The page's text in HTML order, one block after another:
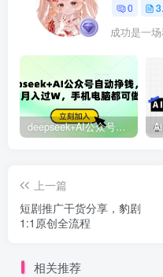
0
成功是一
deepseek+AI公众号自动挣钱，轻松月入过W，手机电脑都可做
上一篇
短剧推广干货分享，豹剧
1:1原创全流程
相关推荐